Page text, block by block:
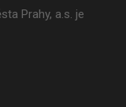
Prahy, a.s. je